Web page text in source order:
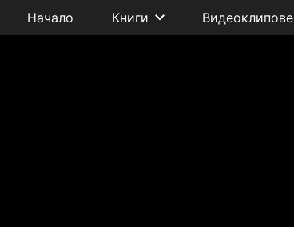
Начало Книги Видеоклипове